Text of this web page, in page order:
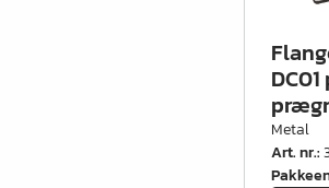
Metal
Art. nr.: